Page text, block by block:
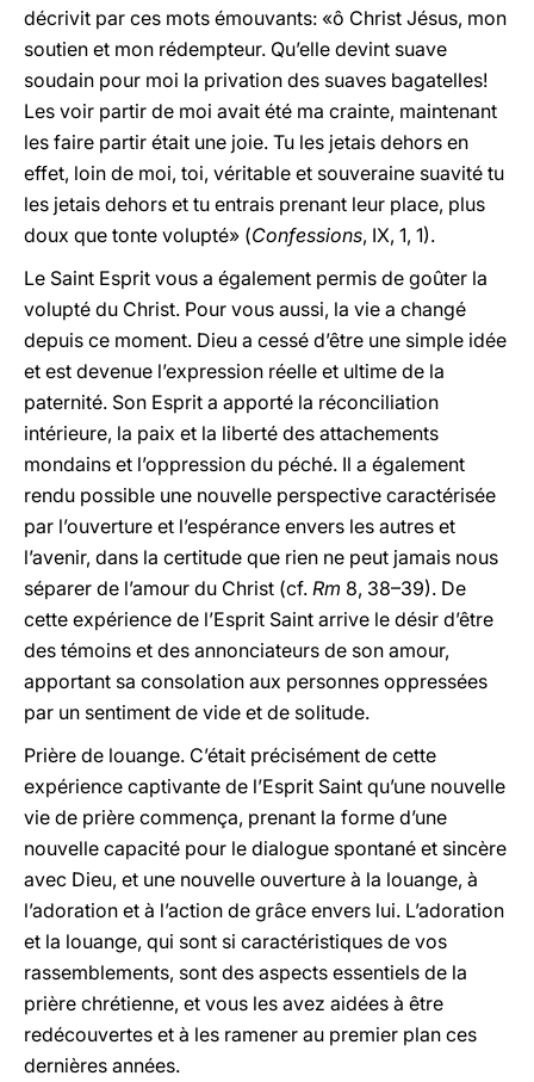
décrivit par ces mots émouvants: «ô Christ Jésus, mon
soutien et mon rédempteur. Qu’elle devint suave
soudain pour moi la privation des suaves bagatelles!
Les voir partir de moi avait été ma crainte, maintenant
les faire partir était une joie. Tu les jetais dehors en
effet, loin de moi, toi, véritable et souveraine suavité tu
les jetais dehors et tu entrais prenant leur place, plus
doux que tonte volupté» (Confessions, IX, 1, 1).
Le Saint Esprit vous a également permis de goûter la
volupté du Christ. Pour vous aussi, la vie a changé
depuis ce moment. Dieu a cessé d’être une simple idée
et est devenue l’expression réelle et ultime de la
paternité. Son Esprit a apporté la réconciliation
intérieure, la paix et la liberté des attachements
mondains et l’oppression du péché. Il a également
rendu possible une nouvelle perspective caractérisée
par l’ouverture et l’espérance envers les autres et
l’avenir, dans la certitude que rien ne peut jamais nous
séparer de l’amour du Christ (cf. Rm 8, 38–39). De
cette expérience de l’Esprit Saint arrive le désir d’être
des témoins et des annonciateurs de son amour,
apportant sa consolation aux personnes oppressées
par un sentiment de vide et de solitude.
Prière de louange. C’était précisément de cette
expérience captivante de l’Esprit Saint qu’une nouvelle
vie de prière commença, prenant la forme d’une
nouvelle capacité pour le dialogue spontané et sincère
avec Dieu, et une nouvelle ouverture à la louange, à
l’adoration et à l’action de grâce envers lui. L’adoration
et la louange, qui sont si caractéristiques de vos
rassemblements, sont des aspects essentiels de la
prière chrétienne, et vous les avez aidées à être
redécouvertes et à les ramener au premier plan ces
dernières années.